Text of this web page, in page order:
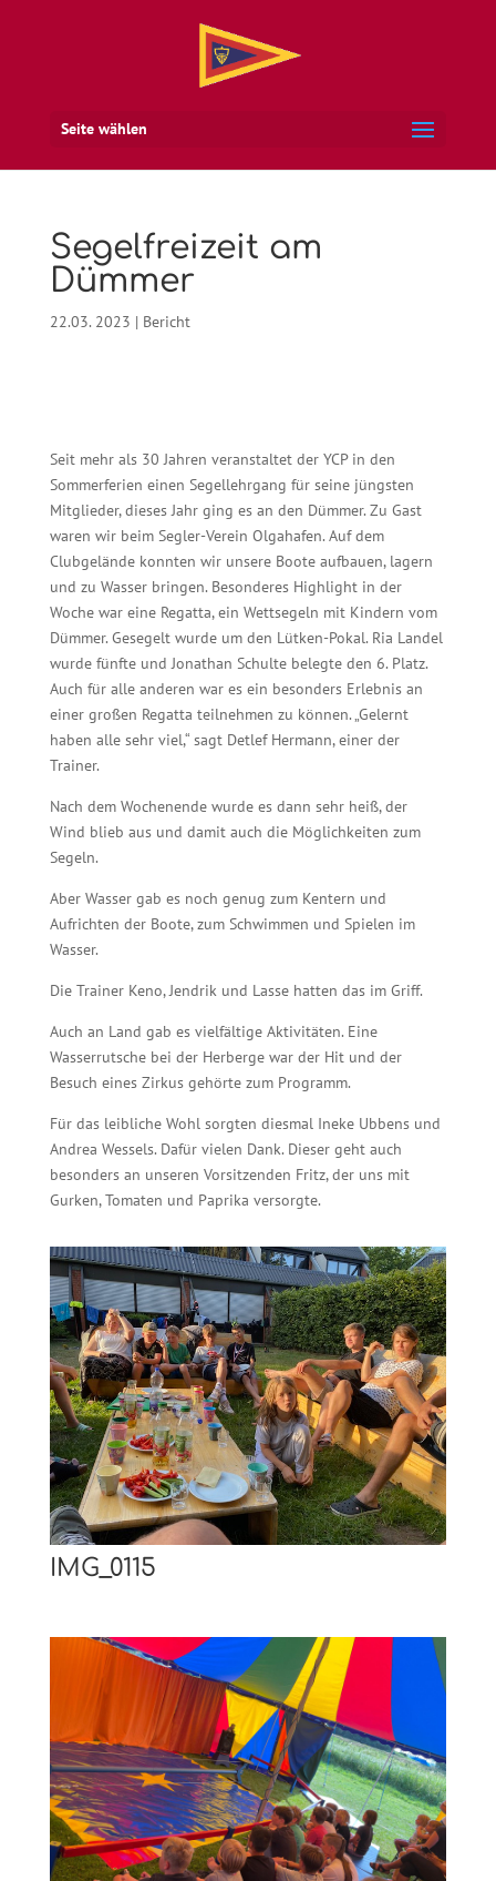
Seite wählen
Segelfreizeit am
Dümmer
22.03. 2023 | Bericht
Seit mehr als 30 Jahren veranstaltet der YCP in den
Sommerferien einen Segellehrgang für seine jüngsten
Mitglieder, dieses Jahr ging es an den Dümmer. Zu Gast
waren wir beim Segler-Verein Olgahafen. Auf dem
Clubgelände konnten wir unsere Boote aufbauen, lagern
und zu Wasser bringen. Besonderes Highlight in der
Woche war eine Regatta, ein Wettsegeln mit Kindern vom
Dümmer. Gesegelt wurde um den Lütken-Pokal. Ria Landel
wurde fünfte und Jonathan Schulte belegte den 6. Platz.
Auch für alle anderen war es ein besonders Erlebnis an
einer großen Regatta teilnehmen zu können. „Gelernt
haben alle sehr viel,“ sagt Detlef Hermann, einer der
Trainer.
Nach dem Wochenende wurde es dann sehr heiß, der
Wind blieb aus und damit auch die Möglichkeiten zum
Segeln.
Aber Wasser gab es noch genug zum Kentern und
Aufrichten der Boote, zum Schwimmen und Spielen im
Wasser.
Die Trainer Keno, Jendrik und Lasse hatten das im Griff.
Auch an Land gab es vielfältige Aktivitäten. Eine
Wasserrutsche bei der Herberge war der Hit und der
Besuch eines Zirkus gehörte zum Programm.
Für das leibliche Wohl sorgten diesmal Ineke Ubbens und
Andrea Wessels. Dafür vielen Dank. Dieser geht auch
besonders an unseren Vorsitzenden Fritz, der uns mit
Gurken, Tomaten und Paprika versorgte.
IMG_0115